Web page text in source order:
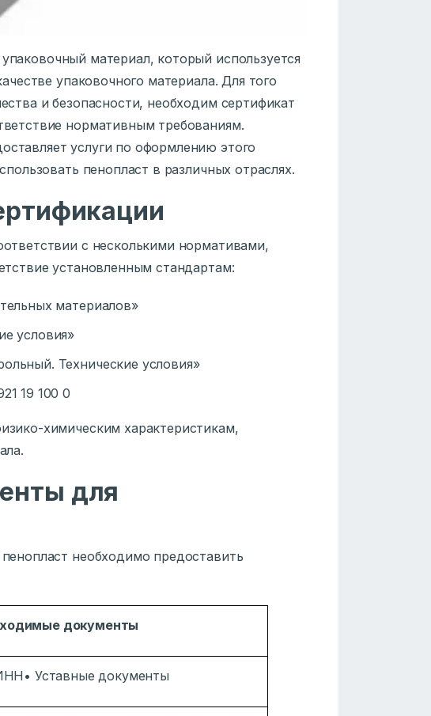
материал, который используется
упаковочного материала. Для того
и безопасности, необходим сертификат
нормативным требованиям.
услуги по оформлению этого
пенопласт в различных отраслях.
с несколькими нормативами,
установленным стандартам:
материалов»
условия»
Технические условия»
19 100 0
химическим характеристикам,
для
необходимо предоставить
документы
Уставные документы